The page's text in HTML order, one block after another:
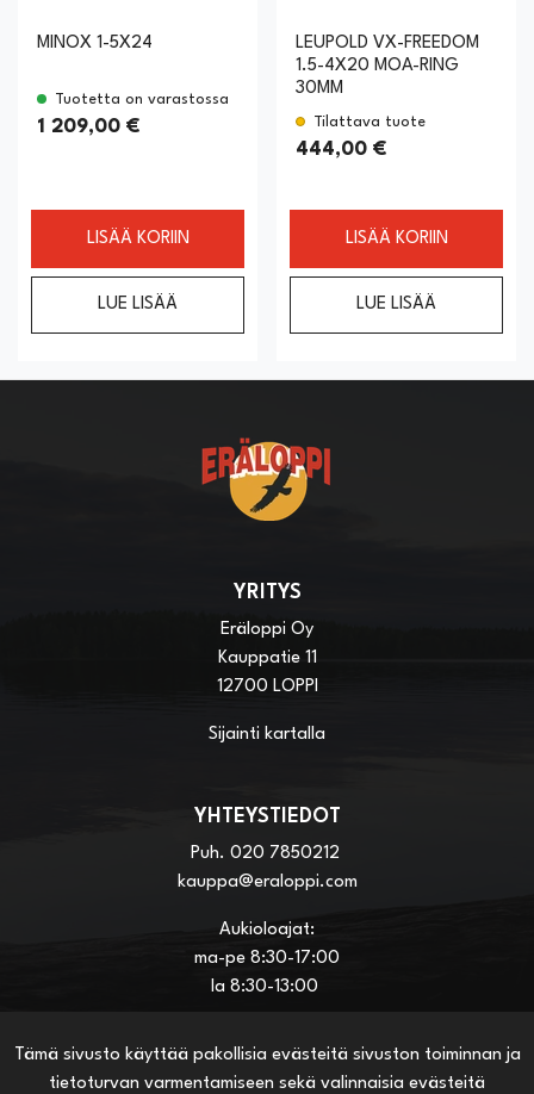
Tämä sivusto käyttää pakollisia evästeitä sivuston toiminnan ja
tietoturvan varmentamiseen sekä valinnaisia evästeitä
MINOX 1-5X24
Tuotetta on varastossa
1 209,00 €
LISÄÄ KORIIN
LUE LISÄÄ
LEUPOLD VX-FREEDOM
1.5-4X20 MOA-RING
30MM
Tilattava tuote
444,00 €
LISÄÄ KORIIN
LUE LISÄÄ
YRITYS
Eräloppi Oy
Kauppatie 11
12700 LOPPI
Sijainti kartalla
YHTEYSTIEDOT
Puh. 020 7850212
kauppa@eraloppi.com
Aukioloajat:
ma-pe 8:30-17:00
la 8:30-13:00
HYÖDYLLISIÄ LINKKEJÄ